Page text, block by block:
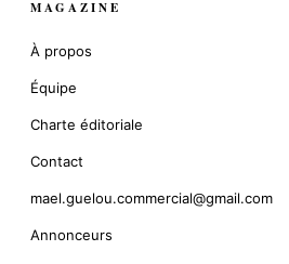
MAGAZINE
À propos
Équipe
Charte éditoriale
Contact
mael.guelou.commercial@gmail.com
Annonceurs